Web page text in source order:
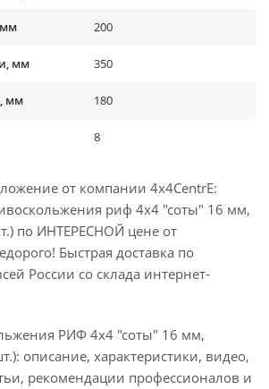
200
мм 350
мм 180
8
от компании 4x4CentrE:
риф 4х4 "соты" 16 мм,
по ИНТЕРЕСНОЙ цене от
Быстрая доставка по
России со склада интернет-
РИФ 4х4 "соты" 16 мм,
описание, характеристики, видео,
рекомендации профессионалов и